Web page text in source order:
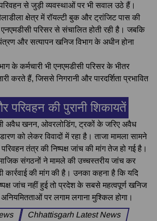
से जुड़ी व्यवस्थाओं पर भी सवाल उठे हैं।
क्षेत्र में रॉयल्टी बुक और ट्रांजिट पास की
परिसर से संचालित होती रही है। जबकि
और सत्यापन खनिज विभाग के अधीन होना
के कर्मचारी भी एनएमडीसी परिसर के भीतर
करते हैं, जिससे निगरानी और पारदर्शिता प्रभावित
की पुरानी शिकायतें
अवैध खनन, ओवरलोडिंग, ट्रकों के जरिए अवैध
को लेकर विवादों में रहा है। ताजा मामला सामने
तंत्र की निष्पक्ष जांच की मांग तेज हो गई है।
संगठनों ने मामले की उच्चस्तरीय जांच कर
कार्रवाई की मांग की है। उनका कहना है कि यदि
जांच नहीं हुई तो प्रदेश के सबसे महत्वपूर्ण खनिज
पर लगाम लगाना मुश्किल होगा।
Chhattisgarh Latest News